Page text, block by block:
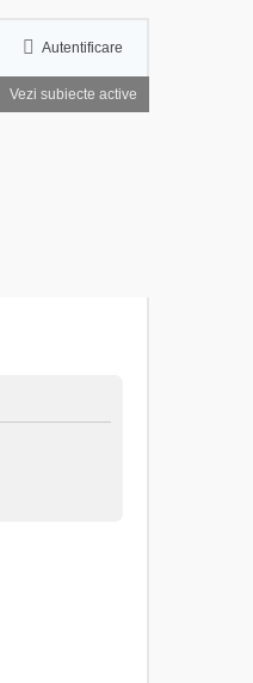
Autentificare
Vezi subiecte active